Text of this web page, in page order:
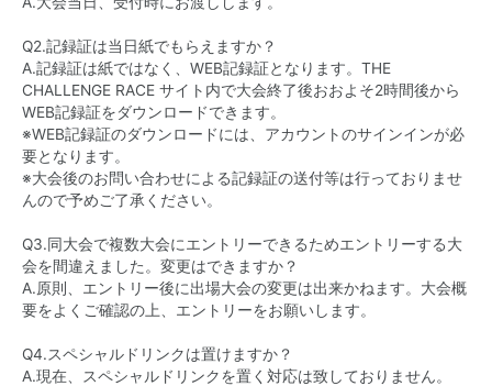
Q2.記録証は当日紙でもらえますか？
A.記録証は紙ではなく、WEB記録証となります。THE
CHALLENGE RACE サイト内で大会終了後おおよそ2時間後から
WEB記録証をダウンロードできます。
※WEB記録証のダウンロードには、アカウントのサインインが必
要となります。
※大会後のお問い合わせによる記録証の送付等は行っておりませ
んので予めご了承ください。
Q3.同大会で複数大会にエントリーできるためエントリーする大
会を間違えました。変更はできますか？
A.原則、エントリー後に出場大会の変更は出来かねます。大会概
要をよくご確認の上、エントリーをお願いします。
Q4.スペシャルドリンクは置けますか？
A.現在、スペシャルドリンクを置く対応は致しておりません。